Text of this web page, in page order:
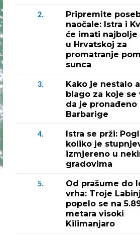
2.
Pripremite
naočale: Istra i
će imati najbolje
u Hrvatskoj za
promatranje
sunca
3.
Kako je nestalo
blago za koje se
da je pronađeno
Barbarige
4.
Istra se prži:
koliko je
izmjereno u
gradovima
5.
Od prašume do
vrha: Troje
popelo se na
metara visoki
Kilimanjaro